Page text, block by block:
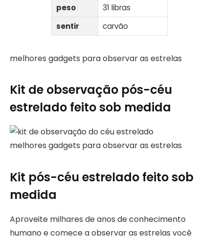
peso
31 libras
sentir
carvão
melhores gadgets para observar as estrelas
Kit de observação pós-céu
estrelado feito sob medida
melhores gadgets para observar as estrelas
Kit pós-céu estrelado feito sob
medida
Aproveite milhares de anos de conhecimento
humano e comece a observar as estrelas você